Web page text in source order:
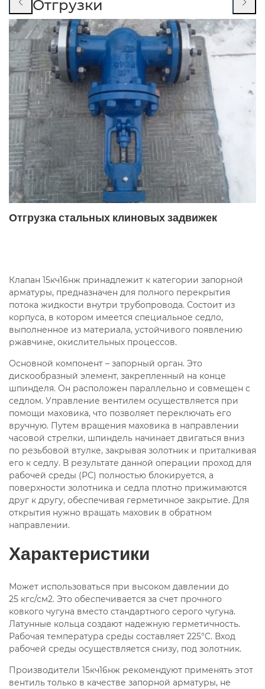
14нж19п 14нж19ст
15кч16нж ду32 15кч16нж ду32 ру25
15кч16п 15кч16п ду50
15кч16п фланцевый 15кч16п1
15кч16п1 ду32 15кч16п1 ду32 ру25
15кч16п1 ду50 15кч16п1 ду50 ру25
15кч18п 15кч18п ду 20 15кч18п ду 50
15кч18п ду15 15кч18п ду15
15кч18п ду15 ру16 15кч18п ду20 ру16
15кч18п ду25 15кч18п ду25 ру16
15кч18п муфтовый 15кч18п проходной
15кч18п чугунный
15кч18п чугунный муфтовый 15кч19п
15кч19п ду25 ру16 15кч19п ду32
15кч19п ду32 ру16 15кч19п ду50 ру16
15кч19п ду50 ру16 фланцевый
15кч19п фланцевый
15кч19п чугунный фланцевый 15лс68нж
15нж11бк 15нж13бк 15нж13бк ду6
15нж22нж
15нж57нж 15нж58нж
15нж65нж ду50 15нж65п34 15нж66п
15нж68нж 15нж6бк 15нж6бк ду15
15с10п 15с11п 15с12п 15с13бк
15с13п 15с18нж 15с18нж ду25 15с18п
Отгрузки
Отгрузка стальных клиновых задвижек
Клапан 15кч16нж принадлежит к категории запорной
арматуры, предназначен для полного перекрытия
потока жидкости внутри трубопровода. Состоит из
корпуса, в котором имеется специальное седло,
выполненное из материала, устойчивого появлению
ржавчине, окислительных процессов.
Основной компонент – запорный орган. Это
дискообразный элемент, закрепленный на конце
шпинделя. Он расположен параллельно и совмещен с
седлом. Управление вентилем осуществляется при
помощи маховика, что позволяет переключать его
вручную. Путем вращения маховика в направлении
часовой стрелки, шпиндель начинает двигаться вниз
по резьбовой втулке, закрывая золотник и приталкивая
его к седлу. В результате данной операции проход для
рабочей среды (РС) полностью блокируется, а
поверхности золотника и седла плотно прижимаются
друг к другу, обеспечивая герметичное закрытие. Для
открытия нужно вращать маховик в обратном
направлении.
Характеристики
Может использоваться при высоком давлении до
25 кгс/см2. Это обеспечивается за счет прочного
ковкого чугуна вместо стандартного серого чугуна.
Латунные кольца создают надежную герметичность.
Рабочая температура среды составляет 225°C. Вход
рабочей среды осуществляется снизу, под золотник.
Производители 15кч16нж рекомендуют применять этот
вентиль только в качестве запорной арматуры, не